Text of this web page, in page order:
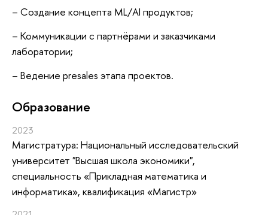
– Создание концепта ML/AI продуктов;
– Коммуникации с партнёрами и заказчиками
лаборатории;
– Ведение presales этапа проектов.
Oбразование
2023
Магистратура: Национальный исследовательский
университет "Высшая школа экономики",
специальность «Прикладная математика и
информатика», квалификация «Магистр»